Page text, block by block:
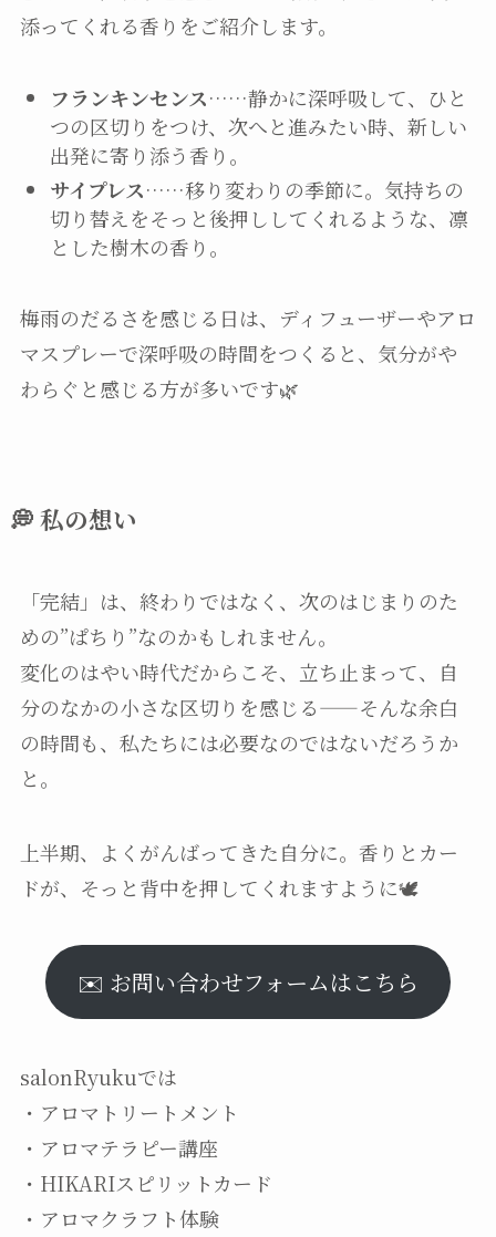
添ってくれる香りをご紹介します。
フランキンセンス……静かに深呼吸して、ひと
つの区切りをつけ、次へと進みたい時、新しい
出発に寄り添う香り。
サイプレス……移り変わりの季節に。気持ちの
切り替えをそっと後押ししてくれるような、凛
とした樹木の香り。
梅雨のだるさを感じる日は、ディフューザーやアロ
マスプレーで深呼吸の時間をつくると、気分がや
わらぐと感じる方が多いです🌿
💭 私の想い
「完結」は、終わりではなく、次のはじまりのた
めの”ぱちり”なのかもしれません。
変化のはやい時代だからこそ、立ち止まって、自
分のなかの小さな区切りを感じる——そんな余白
の時間も、私たちには必要なのではないだろうか
と。
上半期、よくがんばってきた自分に。香りとカー
ドが、そっと背中を押してくれますように🕊️
✉️ お問い合わせフォームはこちら
salonRyukuでは
・アロマトリートメント
・アロマテラピー講座
・HIKARIスピリットカード
・アロマクラフト体験